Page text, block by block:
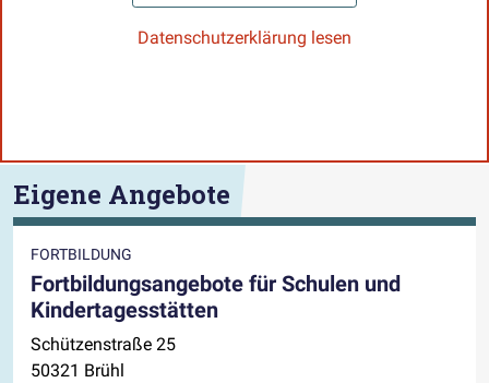
Datenschutzerklärung lesen
Eigene Angebote
FORTBILDUNG
Fortbildungsangebote für Schulen und
Kindertagesstätten
Schützenstraße 25
50321 Brühl